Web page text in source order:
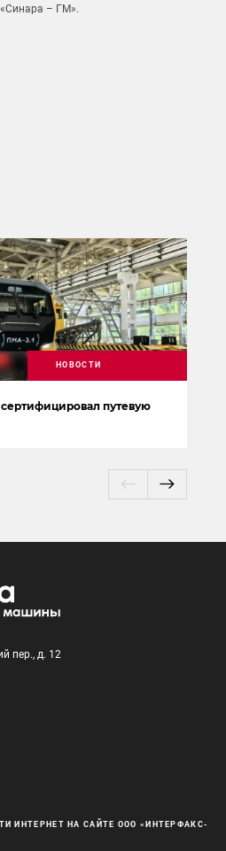
– ГМ».
путевую
НОВОСТИ
пер., д. 12
ИНТЕРНЕТ НА САЙТЕ ООО «ИНТЕРФАКС-